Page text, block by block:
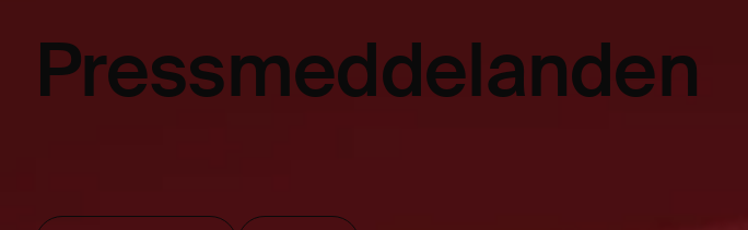
Pressmeddelanden